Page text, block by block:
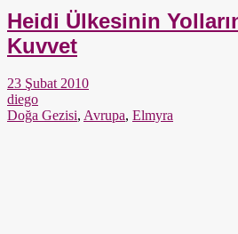
Heidi Ülkesinin
Kuvvet
23 Şubat 2010
diego
Doğa Gezisi, Avrupa, Elmyra